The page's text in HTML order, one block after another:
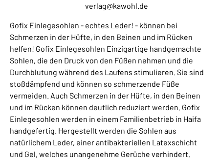
verlag@kawohl.de
Gofix Einlegesohlen - echtes Leder! - können bei
Schmerzen in der Hüfte, in den Beinen und im Rücken
helfen! Gofix Einlegesohlen Einzigartige handgemachte
Sohlen, die den Druck von den Füßen nehmen und die
Durchblutung während des Laufens stimulieren. Sie sind
stoßdämpfend und können so schmerzende Füße
vermeiden. Auch Schmerzen in der Hüfte, in den Beinen
und im Rücken können deutlich reduziert werden. Gofix
Einlegesohlen werden in einem Familienbetrieb in Haifa
handgefertig. Hergestellt werden die Sohlen aus
natürlichem Leder, einer antibakteriellen Latexschicht
und Gel, welches unangenehme Gerüche verhindert.